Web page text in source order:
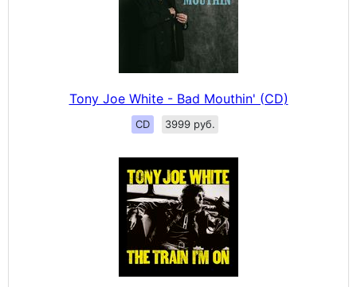
Tony Joe White - Bad Mouthin' (CD)
CD 3999 руб.